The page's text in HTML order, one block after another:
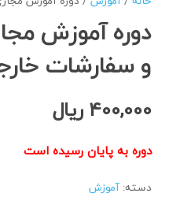
دوره آموزش
و سفارشات
400,000 ریال
دوره به پایان رسیده است
دسته:آموزش